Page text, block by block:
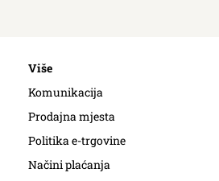
Više
Komunikacija
Prodajna mjesta
Politika e-trgovine
Načini plaćanja